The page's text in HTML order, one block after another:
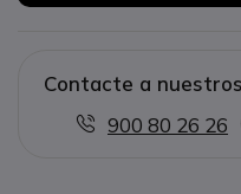
Contacte a
900 80 26 26